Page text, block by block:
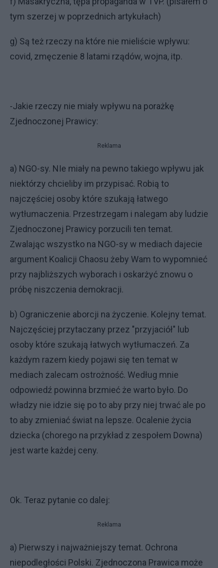
tym szerzej w poprzednich artykułach)
g) Są też rzeczy na które nie mieliście wpływu:
covid, zmęczenie 8 latami rządów, wojna, itp.
-Jakie rzeczy nie miały wpływu na porażkę
Zjednoczonej Prawicy:
Reklama
a) NGO-sy. NIe miały na pewno takiego wpływu jak
niektórzy chcieliby im przypisać. Robią to
najczęściej osoby które szukają łatwego
wytłumaczenia. Przestrzegam i nalegam aby ludzie
Zjednoczonej Prawicy porzucili ten temat.
Zwalając wszystko na NGO-sy w mediach dajecie
argument Koalicji Chaosu żeby Wam to wypomnieć
przy najbliższych wyborach i oskarżyć znowu o
próbę niszczenia demokracji.
b) Ograniczenie aborcji na życzenie. Kolejny temat.
Najczęściej przytaczany przez "przyjaciół" lub
osoby które szukają łatwych wytłumaczeń. Za
każdym razem kiedy pojawi się ten temat w
mediach zalecam ostrożność. Według mnie
odpowiedź powinna brzmieć że warto było. Do
władzy nie idzie się po to aby przy niej trwać ale po
to aby zmieniać świat na lepsze. Ocalenie życia
dziecka (chorego na przykład z zespołem Downa)
jest warte każdej ceny.
Ok. Teraz pytanie co dalej:
Reklama
a) Pierwszy i najważniejszy temat. Ochrona
niepodległości Polski. Zjednoczona Prawica może